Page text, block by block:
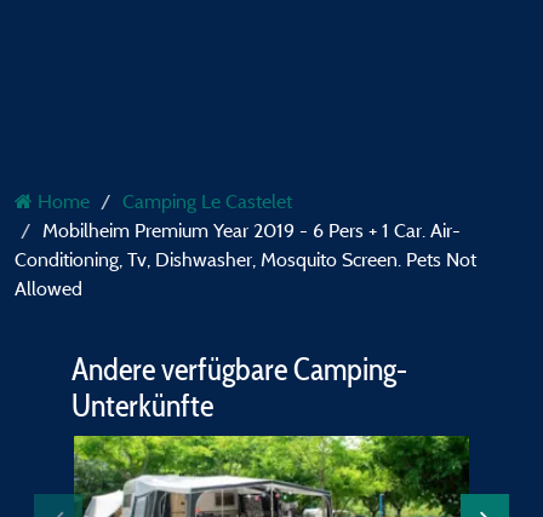
Home
Camping Le Castelet
Mobilheim Premium Year 2019 - 6 Pers + 1 Car. Air-
Conditioning, Tv, Dishwasher, Mosquito Screen. Pets Not
Allowed
Andere verfügbare Camping-
Unterkünfte